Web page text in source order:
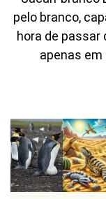
pelo branco,
hora de passar
apenas
Leia
Plano
R$
10x R$